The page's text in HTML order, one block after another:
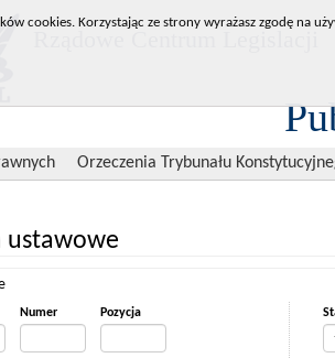
Orzeczenia Trybunału
ustawowe
Numer Pozycja
cookies. Korzystając ze strony wyrażasz zgodę na